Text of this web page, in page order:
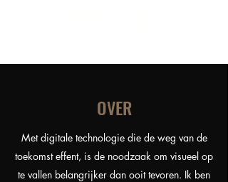
OVER
Met digitale technologie die de weg van de
toekomst effent, is de noodzaak om visueel op
te vallen belangrijker dan ooit tevoren. Ik ben